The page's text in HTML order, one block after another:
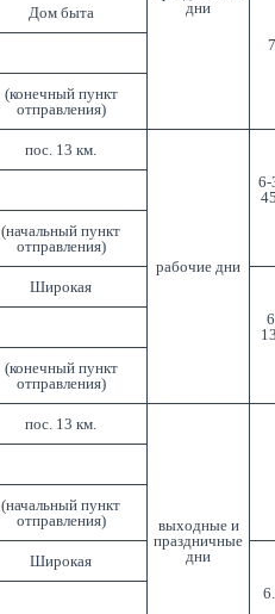
дни
Дом быта
(конечный пункт
отправления)
пос. 13 км.
рабочие дни
6-
(начальный пункт
отправления)
Широкая
(конечный пункт
отправления)
пос. 13 км.
выходные и
праздничные
дни
(начальный пункт
отправления)
Широкая